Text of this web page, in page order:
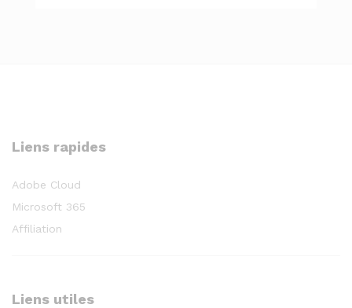
Liens rapides
Adobe Cloud
Microsoft 365
Affiliation
Liens utiles